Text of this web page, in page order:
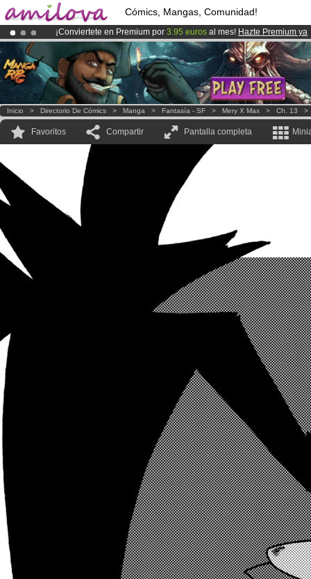
Cómics, Mangas, Comunidad!
¡Conviertete en Premium por 3.95 euros al mes! Hazte Premium ya
¡Ya tenemos 100000miembrosy 1000Cómics y Mangas!.
El Kickstarter Amilova está desormado lanzado!.
Inicio > Directorio De Cómics > Manga > Fantasía - SF > Mery X Max > Ch. 13
Favoritos Compartir Pantalla completa